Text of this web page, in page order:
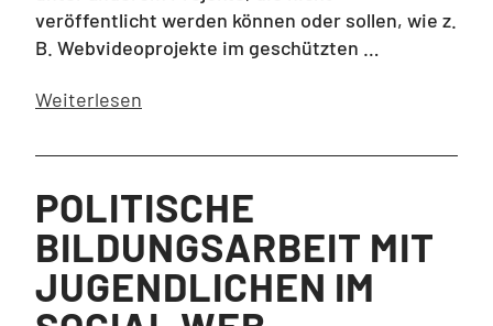
veröffentlicht werden können oder sollen, wie z.
B. Webvideoprojekte im geschützten …
Weiterlesen
POLITISCHE
BILDUNGSARBEIT MIT
JUGENDLICHEN IM